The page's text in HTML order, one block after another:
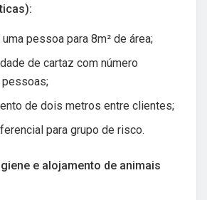
pessoa para 8m² de área;
de cartaz com número
pessoas;
de dois metros entre clientes;
para grupo de risco.
e alojamento de animais